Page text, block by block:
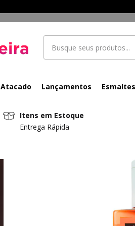
Atacado Lançamentos
Itens em Estoque
Entrega Rápida